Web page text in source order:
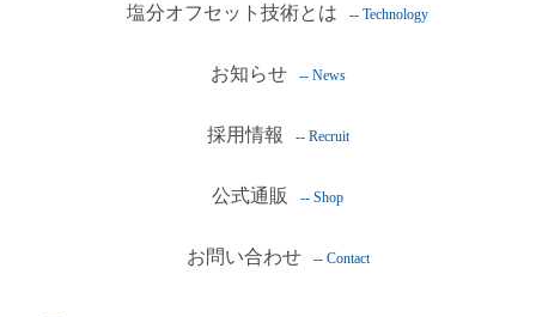
塩分オフセット技術とは -- Technology
お知らせ -- News
採用情報 -- Recruit
公式通販 -- Shop
お問い合わせ -- Contact